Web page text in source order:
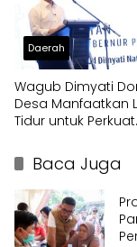
Daerah
Wagub Dimyati
Desa Manfaatkan
Tidur untuk Perkuat
Baca Juga